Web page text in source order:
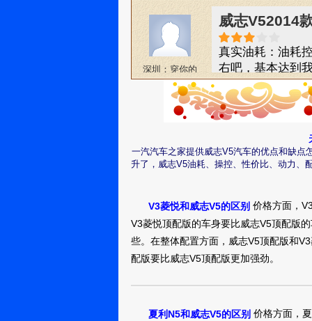
谅。也是自己对
识，所以只好随
水准真是各种羡
人。言归正传，
家实在太远了，
忙洗簌一下就得
太绕，基本上老
情况下，忍痛入
了五万多，真是
到单位也挺早的
掌握起来比驾校
啊！等哥们以后
深圳：穿你的
衣当拥抱
威志V52014
真实油耗：油耗
右吧，基本达到
不是什么高档车
非常大，绝对是
日，他都能为我
的便捷舒适。这
对于车子外形的
目前还没发现过
看。其他的配置
求的话，威志v5
以实用为主，过
是完全没有必要
深圳：尝试性
威志V52014
真实油耗：油耗
耗8.3，还是蛮省
哪一天拥有一辆
今年5月，家人帮
志v5，买的是最
的，看着觉得合
的换代车型，威
深圳：蓝颜色
的沙
威志V52014
真实油耗：目前
上，现在下降了
1.5L 手动 标准型
算是没少跑吧。
车身的线条也比
一汽汽车之家提供威志V5汽车的优点和缺点
升了，威志V5油耗、操控、性价比、动力、
V3菱悦和威志V5的区别 价格方面，
V3菱悦顶配版的车身要比威志V5顶配版
些。在整体配置方面，威志V5顶配版和
配版要比威志V5顶配版更加强劲。
夏利N5和威志V5的区别 价格方面，